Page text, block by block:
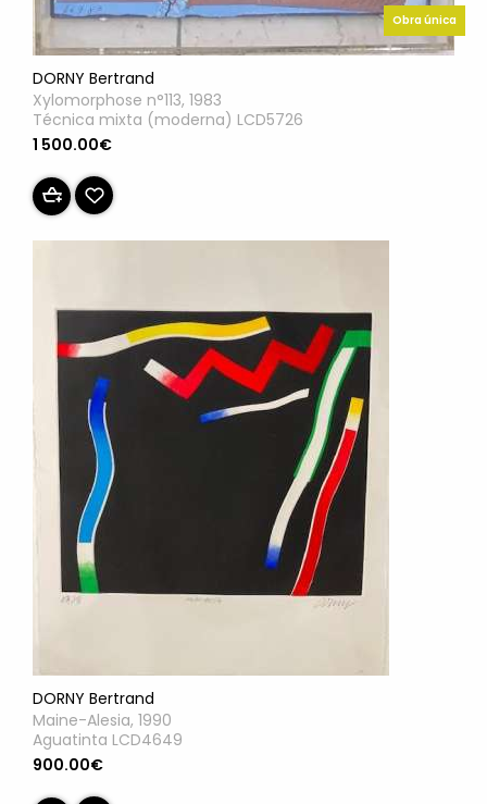
Obra única
DORNY Bertrand
Xylomorphose n°113, 1983
Técnica mixta (moderna) LCD5726
1 500.00€
DORNY Bertrand
Maine-Alesia, 1990
Aguatinta LCD4649
900.00€